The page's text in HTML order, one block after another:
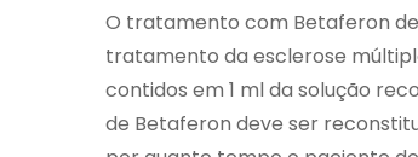
O tratamento com Betaferon
tratamento da esclerose
contidos em 1 ml da solução
de Betaferon deve ser